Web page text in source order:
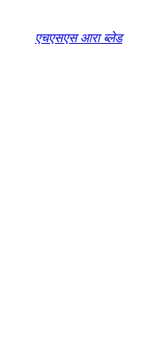
एचएसएस आरा ब्लेड